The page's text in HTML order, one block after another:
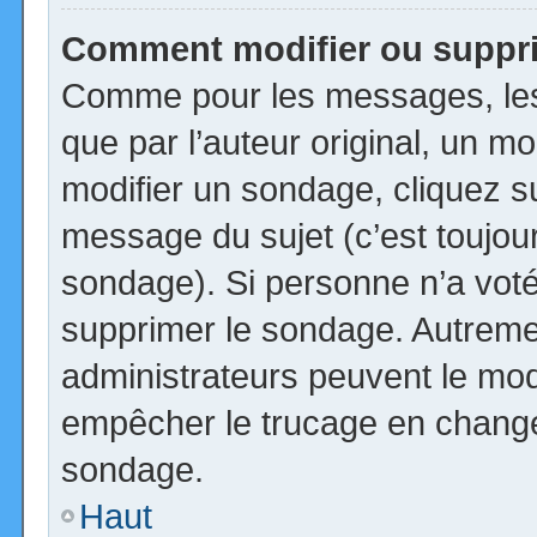
Comment modifier ou
Comme pour les messages,
que par l’auteur original, un
modifier un sondage, cliquez
message du sujet (c’est
sondage). Si personne n’a
supprimer le sondage.
administrateurs peuvent le
empêcher le trucage en
sondage.
Haut